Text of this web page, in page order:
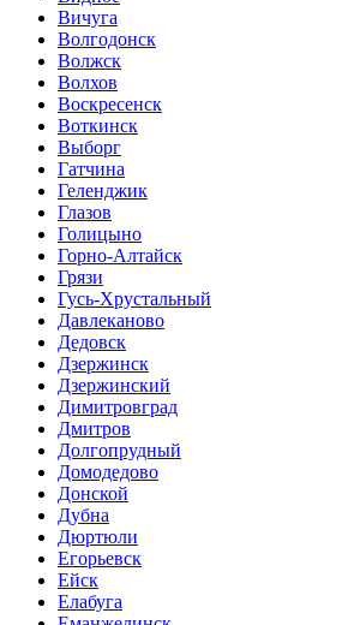
Вичуга
Волгодонск
Волжск
Волхов
Воскресенск
Воткинск
Выборг
Гатчина
Геленджик
Глазов
Голицыно
Горно-Алтайск
Грязи
Гусь-Хрустальный
Давлеканово
Дедовск
Дзержинск
Дзержинский
Димитровград
Дмитров
Долгопрудный
Домодедово
Донской
Дубна
Дюртюли
Егорьевск
Ейск
Елабуга